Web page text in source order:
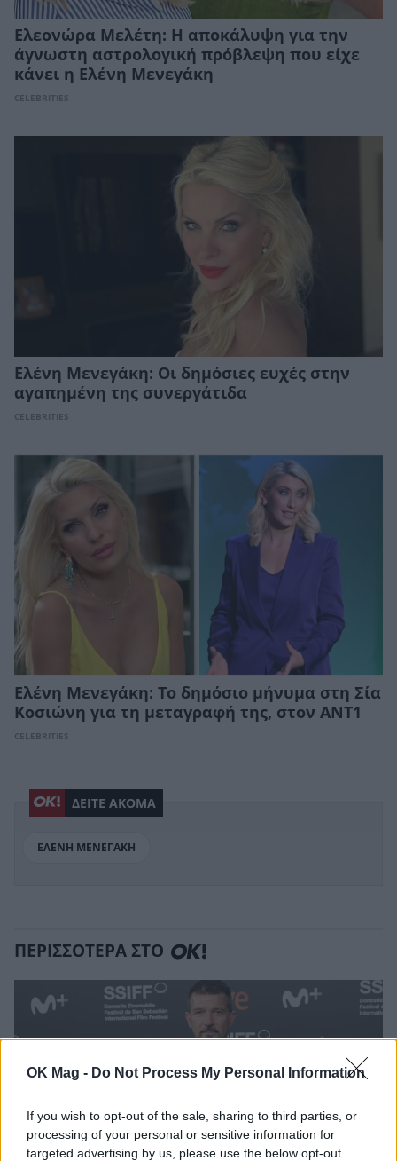
OK Mag - Do Not Process My Personal Information
If you wish to opt-out of the sale, sharing to third parties, or
processing of your personal or sensitive information for
targeted advertising by us, please use the below opt-out
Ελεονώρα Μελέτη: Η αποκάλυψη για την
άγνωστη αστρολογική πρόβλεψη που είχε
κάνει η Ελένη Μενεγάκη
CELEBRITIES
Ελένη Μενεγάκη: Οι δημόσιες ευχές στην
αγαπημένη της συνεργάτιδα
CELEBRITIES
Ελένη Μενεγάκη: Το δημόσιο μήνυμα στη Σία
Κοσιώνη για τη μεταγραφή της, στον ANT1
CELEBRITIES
ΔΕΙΤΕ ΑΚΟΜΑ
ΕΛΕΝΗ ΜΕΝΕΓΑΚΗ
ΠΕΡΙΣΣΟΤΕΡΑ ΣΤΟ